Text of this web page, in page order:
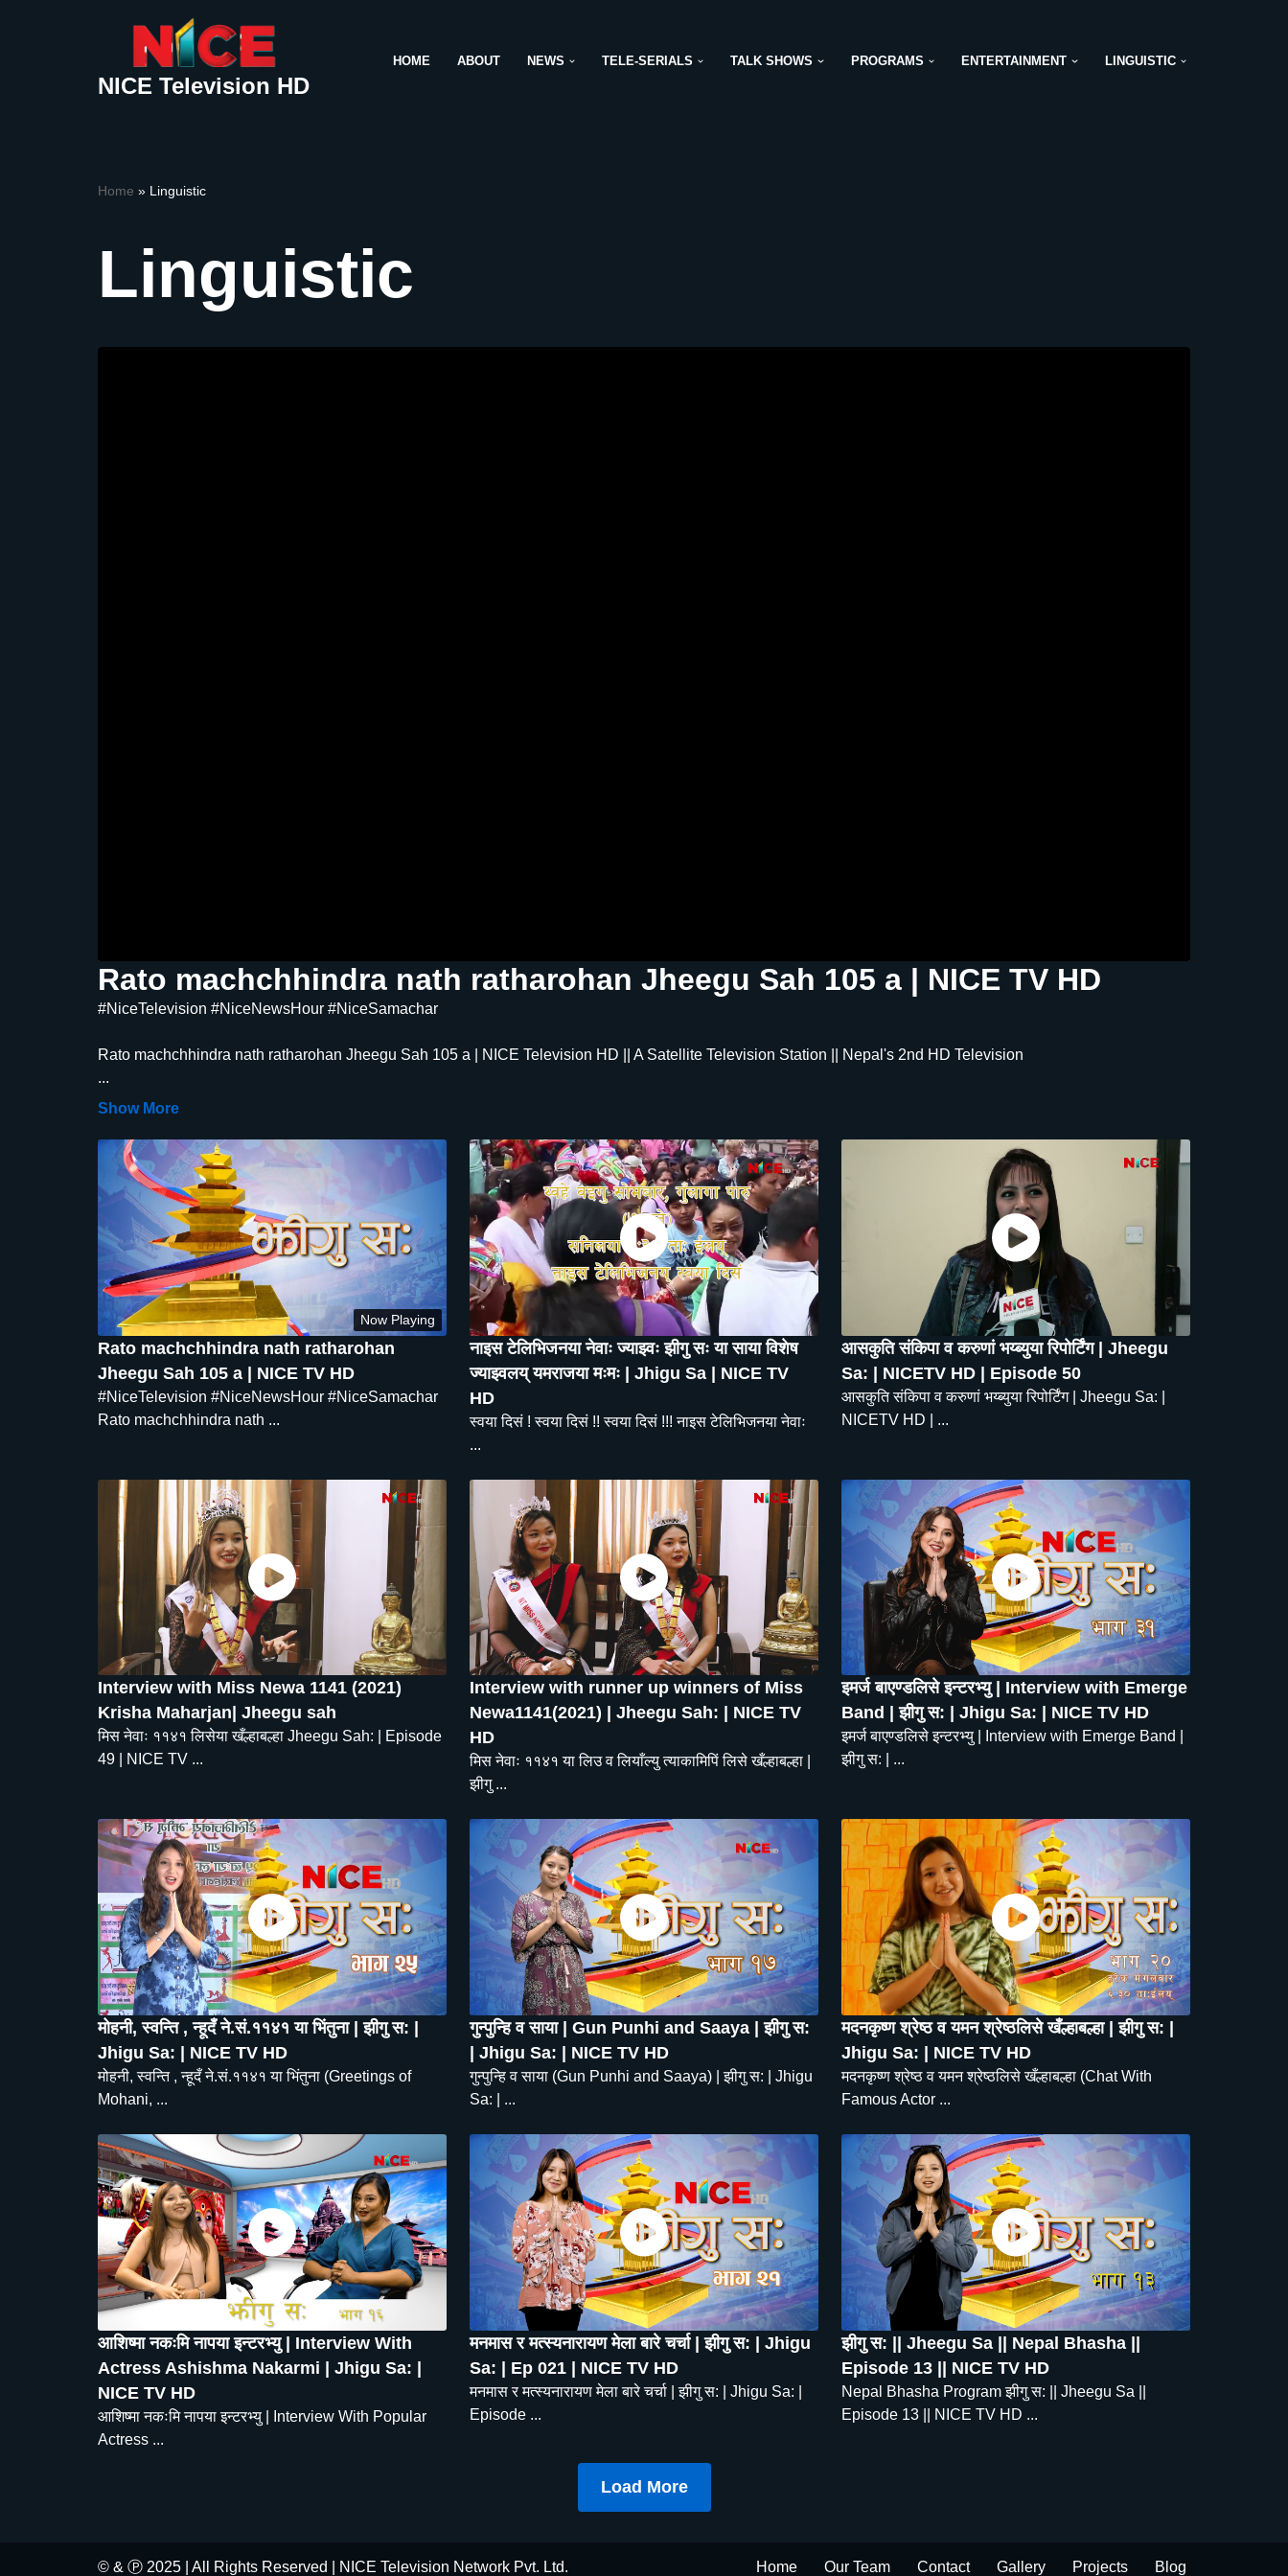
NICE Television HD
HOME ABOUT NEWS TELE-SERIALS TALK SHOWS PROGRAMS ENTERTAINMENT LINGUISTIC
Home » Linguistic
Linguistic
Rato machchhindra nath ratharohan Jheegu Sah 105 a | NICE TV HD
#NiceTelevision #NiceNewsHour #NiceSamachar
Rato machchhindra nath ratharohan Jheegu Sah 105 a | NICE Television HD || A Satellite Television Station || Nepal's 2nd HD Television
...
Show More
Now Playing
Rato machchhindra nath ratharohan
Jheegu Sah 105 a | NICE TV HD
#NiceTelevision #NiceNewsHour #NiceSamachar
Rato machchhindra nath ...
नाइस टेलिभिजनया नेवाः ज्याझ्वः झीगु सः या साया विशेष
ज्याझ्वलय् यमराजया मःमः | Jhigu Sa | NICE TV
HD
स्वया दिसं ! स्वया दिसं !! स्वया दिसं !!! नाइस टेलिभिजनया नेवाः
...
आसकुति संकिपा व करुणां भय्ब्युया रिपोर्टिंग | Jheegu
Sa: | NICETV HD | Episode 50
आसकुति संकिपा व करुणां भय्ब्युया रिपोर्टिंग | Jheegu Sa: |
NICETV HD | ...
Interview with Miss Newa 1141 (2021)
Krisha Maharjan| Jheegu sah
मिस नेवाः ११४१ लिसेया खँल्हाबल्हा Jheegu Sah: | Episode
49 | NICE TV ...
Interview with runner up winners of Miss
Newa1141(2021) | Jheegu Sah: | NICE TV
HD
मिस नेवाः ११४१ या लिउ व लियाँल्यु त्याकामिपिं लिसे खँल्हाबल्हा |
झीगु ...
इमर्ज बाएण्डलिसे इन्टरभ्यु | Interview with Emerge
Band | झीगु स: | Jhigu Sa: | NICE TV HD
इमर्ज बाएण्डलिसे इन्टरभ्यु | Interview with Emerge Band |
झीगु स: | ...
मोहनी, स्वन्ति , न्हूदँ ने.सं.११४१ या भिंतुना | झीगु स: |
Jhigu Sa: | NICE TV HD
मोहनी, स्वन्ति , न्हूदँ ने.सं.११४१ या भिंतुना (Greetings of
Mohani, ...
गुन्पुन्हि व साया | Gun Punhi and Saaya | झीगु स:
| Jhigu Sa: | NICE TV HD
गुन्पुन्हि व साया (Gun Punhi and Saaya) | झीगु स: | Jhigu
Sa: | ...
मदनकृष्ण श्रेष्ठ व यमन श्रेष्ठलिसे खँल्हाबल्हा | झीगु स: |
Jhigu Sa: | NICE TV HD
मदनकृष्ण श्रेष्ठ व यमन श्रेष्ठलिसे खँल्हाबल्हा (Chat With
Famous Actor ...
आशिष्मा नकःमि नापया इन्टरभ्यु | Interview With
Actress Ashishma Nakarmi | Jhigu Sa: |
NICE TV HD
आशिष्मा नकःमि नापया इन्टरभ्यु | Interview With Popular
Actress ...
मनमास र मत्स्यनारायण मेला बारे चर्चा | झीगु स: | Jhigu
Sa: | Ep 021 | NICE TV HD
मनमास र मत्स्यनारायण मेला बारे चर्चा | झीगु स: | Jhigu Sa: |
Episode ...
झीगु स: || Jheegu Sa || Nepal Bhasha ||
Episode 13 || NICE TV HD
Nepal Bhasha Program झीगु स: || Jheegu Sa ||
Episode 13 || NICE TV HD ...
Load More
© & Ⓟ 2025 | All Rights Reserved | NICE Television Network Pvt. Ltd. Home Our Team Contact Gallery Projects Blog